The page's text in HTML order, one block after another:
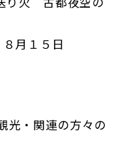
」
月１５日
光・関連の方々の